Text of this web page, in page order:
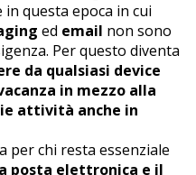
questa epoca in cui
ed email non sono
Per questo diventa
da qualsiasi device
in mezzo alla
attività anche in
per chi resta essenziale
posta elettronica e il